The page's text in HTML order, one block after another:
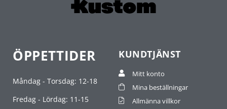
ÖPPETTIDER
Måndag - Torsdag: 12-18
Fredag - Lördag: 11-15
KUNDTJÄNST
Mitt konto
Mina beställningar
Allmänna villkor